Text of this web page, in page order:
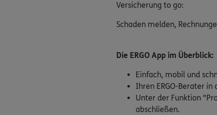
Versicherung to go:
Schaden melden,
Die ERGO App im Überblick:
Einfach, mobil und
Ihren ERGO-Berater
Unter der Funktion
abschließen.